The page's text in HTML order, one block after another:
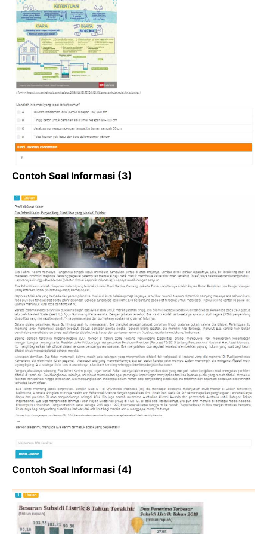
Contoh Soal Informasi (3)
Contoh Soal Informasi (4)